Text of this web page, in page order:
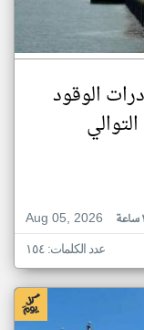
الوقود
Aug 05, 2026
عدد الكلمات: ١٥٤